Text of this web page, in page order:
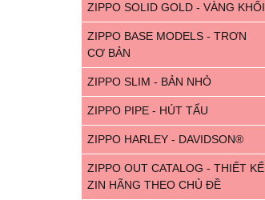
ZIPPO SOLID GOLD - VÀNG KHỐI
ZIPPO BASE MODELS - TRƠN
CƠ BẢN
ZIPPO SLIM - BẢN NHỎ
ZIPPO PIPE - HÚT TẨU
ZIPPO HARLEY - DAVIDSON®
ZIPPO OUT CATALOG - THIẾT KẾ
ZIN HÃNG THEO CHỦ ĐỀ